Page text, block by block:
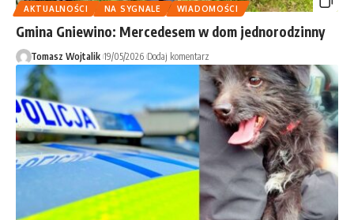
AKTUALNOŚCI
NA SYGNALE WIADOMOŚCI
Gmina Gniewino: Mercedesem w dom jednorodzinny
Tomasz Wojtalik 19/05/2026 Dodaj komentarz